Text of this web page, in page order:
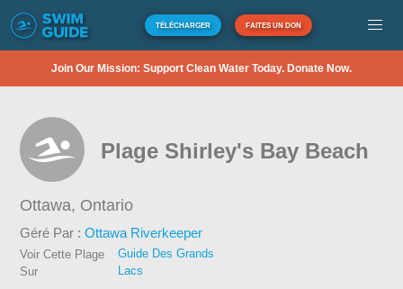
TÉLÉCHARGER FAITES UN DON
Join Our Mission: Support Clean Water Today. Donate Now.
Plage Shirley's Bay Beach
Ottawa, Ontario
Géré Par :Ottawa Riverkeeper
Voir Cette Plage
Sur
Guide Des Grands
Lacs